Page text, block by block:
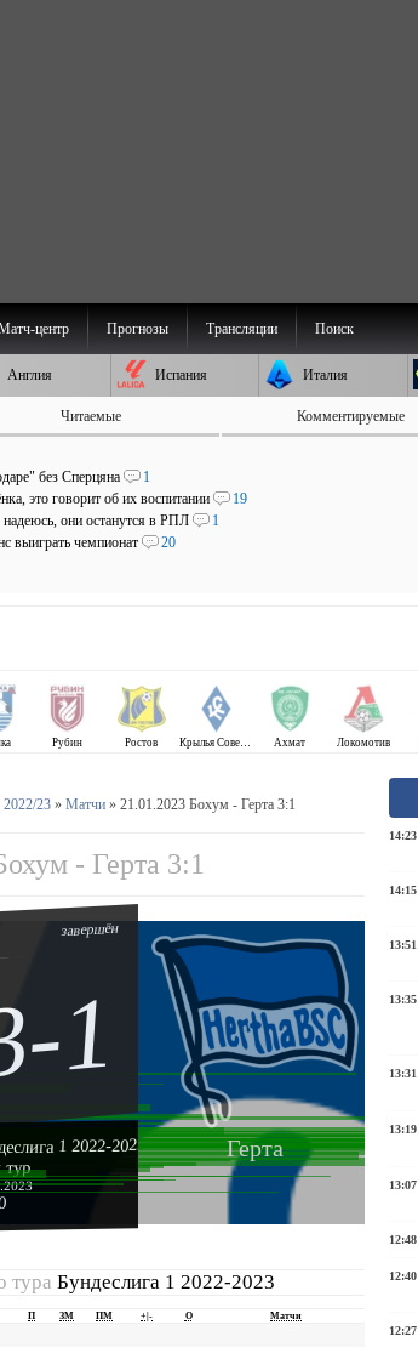
центр Прогнозы Трансляции Поиск
Англия Испания Италия
Читаемые Комментируемые
без Сперцяна
1
это говорит об их воспитании
19
они останутся в РПЛ
1
выиграть чемпионат
20
Рубин Ростов Крылья Советов Ахмат Локомотив
2022/23» Матчи» 21.01.2023 Бохум - Герта 3:1
- Герта 3:1
Герта
завершён
1
1 2022-2023
тур
тура Бундеслига 1 2022-2023
П ЗМ ПМ +|- О Матчи
14:23
14:15
13:51
13:35
13:31
13:19
13:07
12:48
12:40
12:27